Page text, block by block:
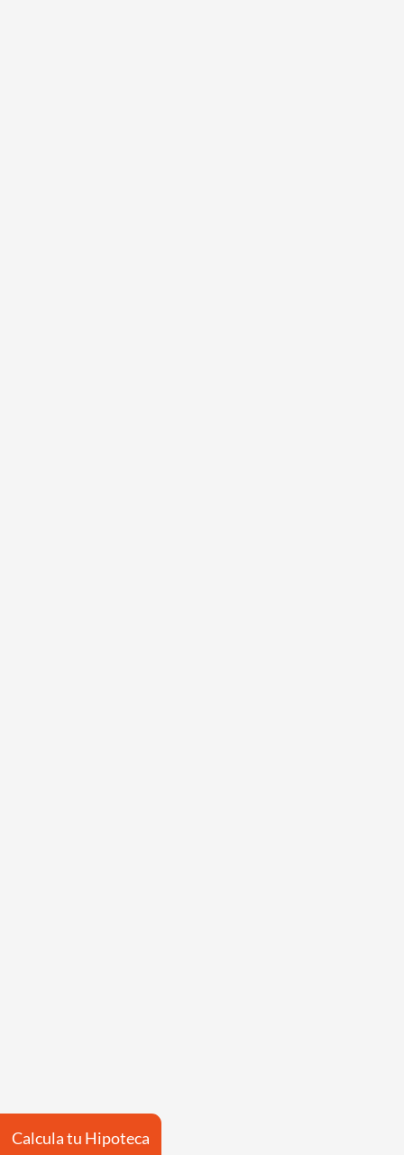
Calcula tu Hipoteca